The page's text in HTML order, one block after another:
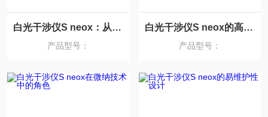
白光干涉仪S neox：从二维到三维的视野
产品型号：
白光干涉仪S neox的高反射表面测量
产品型号：